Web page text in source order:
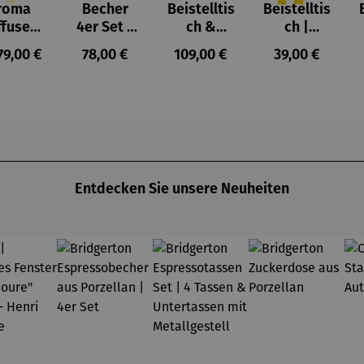
Bewertung von 4 von 5 Sternen
und
–Preis:
€
Becher
4er Set –
Pablo
Picasso –
Regulärer Preis:
78,00 €
Beistelltis
ch &
Hocker |
Teakholz –
Regulärer Preis:
109,00 €
Beistelltis
ch |
klappbar
Teakholz –
Regulärer
39,00 €
Entdecken Sie unsere Neuheiten